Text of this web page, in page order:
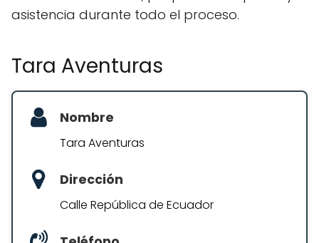
asistencia durante todo el proceso.
Tara Aventuras
Nombre
Tara Aventuras
Dirección
Calle República de Ecuador